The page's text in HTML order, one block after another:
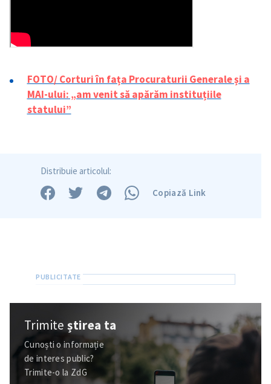
FOTO/ Corturi în fața Procuraturii Generale și a
MAI-ului: „am venit să apărăm instituțiile
statului”
Distribuie articolul:
Copiază Link
Trimiteștirea ta
Cunoști o informație
de interes public?
Trimite-o la ZdG